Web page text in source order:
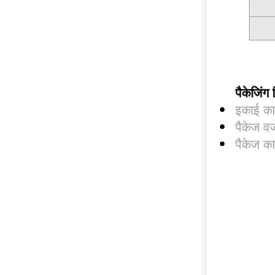
पैकेजिंग
इकाई
पैकेज
पैकेज